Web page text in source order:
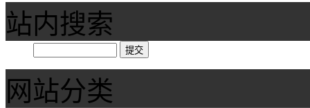
站内搜索
网站分类